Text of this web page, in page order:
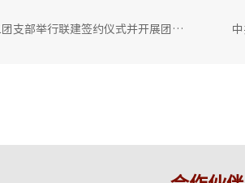
金茂所团支部与上海城建投资发展有限公司第二团支部举行联建签约仪式并开展团日交流活动